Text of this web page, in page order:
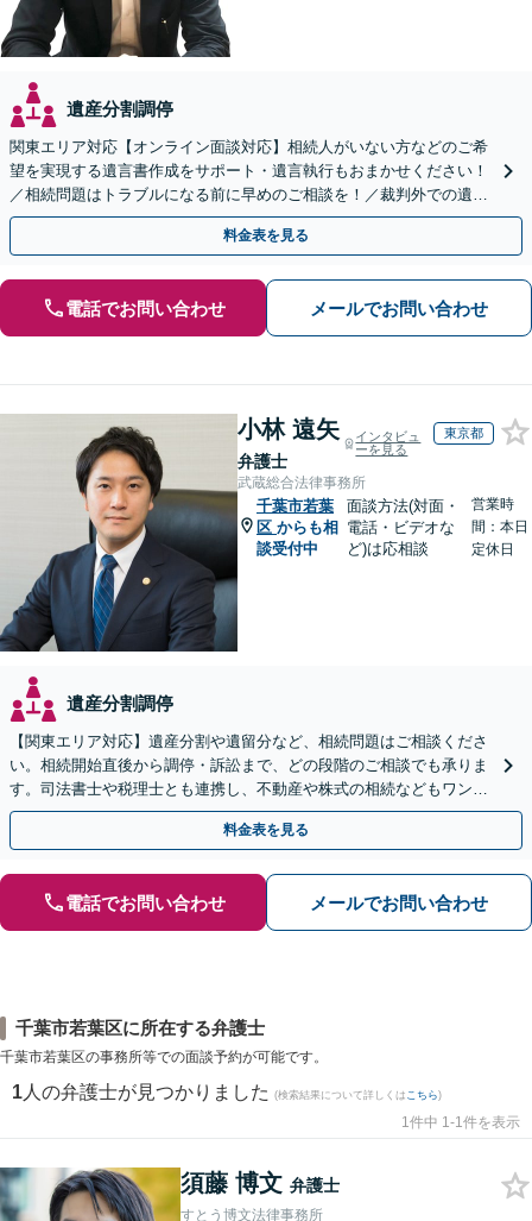
遺産分割調停
関東エリア対応【オンライン面談対応】相続人がいない方などのご希
望を実現する遺言書作成をサポート・遺言執行もおまかせください！
／相続問題はトラブルになる前に早めのご相談を！／裁判外での遺産
分割協議の経験多数【完全個室】
料金表を見る
電話でお問い合わせ メールでお問い合わせ
小林 遠矢
弁護士
インタビュ
ーを見る
東京都
武蔵総合法律事務所
千葉市若葉
区 からも相
談受付中
面談方法(対面・
電話・ビデオな
ど)は応相談
営業時
間：本日
定休日
遺産分割調停
【関東エリア対応】遺産分割や遺留分など、相続問題はご相談くださ
い。相続開始直後から調停・訴訟まで、どの段階のご相談でも承りま
す。司法書士や税理士とも連携し、不動産や株式の相続などもワンス
トップで対応可能。遺言書作成や事業承継のご相談にも対応
料金表を見る
電話でお問い合わせ メールでお問い合わせ
千葉市若葉区に所在する弁護士
千葉市若葉区の事務所等での面談予約が可能です。
1 人の弁護士が見つかりました (検索結果について詳しくは こちら)
1件中 1-1件を表示
須藤 博文 弁護士
すとう博文法律事務所